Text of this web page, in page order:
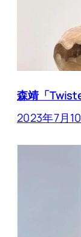
森靖「
2023年7月